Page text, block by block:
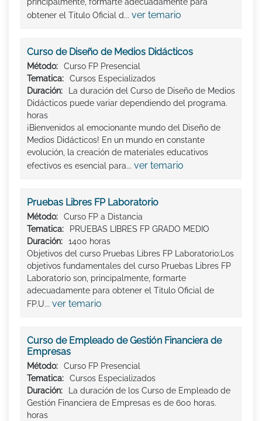
principalmente, formarte adecuadamente para
obtener el Titulo Oficial d... ver temario
Curso de Diseño de Medios Didácticos
Método:
Curso FP Presencial
Tematica:
Cursos Especializados
Duración:
La duración del Curso de Diseño de Medios
Didácticos puede variar dependiendo del programa.
horas
¡Bienvenidos al emocionante mundo del Diseño de
Medios Didácticos! En un mundo en constante
evolución, la creación de materiales educativos
efectivos es esencial para... ver temario
Pruebas Libres FP Laboratorio
Método:
Curso FP a Distancia
Tematica:
PRUEBAS LIBRES FP GRADO MEDIO
Duración:
1400 horas
Objetivos del curso Pruebas Libres FP Laboratorio:Los
objetivos fundamentales del curso Pruebas Libres FP
Laboratorio son, principalmente, formarte
adecuadamente para obtener el Titulo Oficial de
FP.U... ver temario
Curso de Empleado de Gestión Financiera de
Empresas
Método:
Curso FP Presencial
Tematica:
Cursos Especializados
Duración:
La duración de los Curso de Empleado de
Gestión Financiera de Empresas es de 600 horas.
horas